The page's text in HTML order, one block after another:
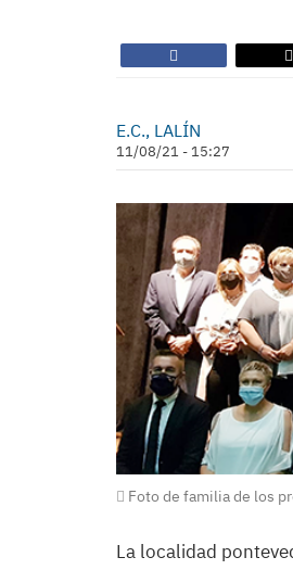
E.C., LALÍN
11/08/21 - 15:27
Foto de familia de los
La localidad